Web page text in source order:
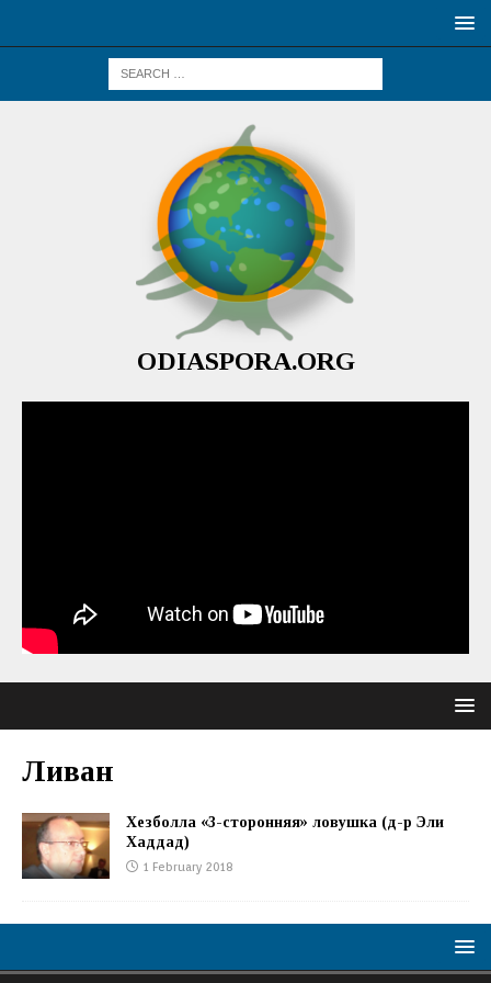
ODIASPORA.ORG
Ливан
Хезболла «3-сторонняя» ловушка (д-р Эли
Хаддад)
1 February 2018